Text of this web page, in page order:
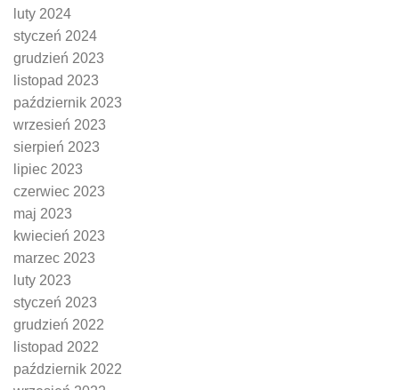
luty 2024
styczeń 2024
grudzień 2023
listopad 2023
październik 2023
wrzesień 2023
sierpień 2023
lipiec 2023
czerwiec 2023
maj 2023
kwiecień 2023
marzec 2023
luty 2023
styczeń 2023
grudzień 2022
listopad 2022
październik 2022